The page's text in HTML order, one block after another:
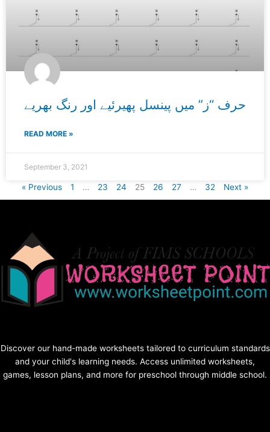
حرف “ز” میں پینسل پھیرئیے اور رنگ بھریے
READ MORE »
September 3, 2021
« Previous 1 … 23 24 25 26 27 … 32 Next »
Discover our hand-made worksheets tailored to curriculum standards
and your child's learning needs. Access unlimited worksheets,
games, lesson plans, and more for preschool through middle school.